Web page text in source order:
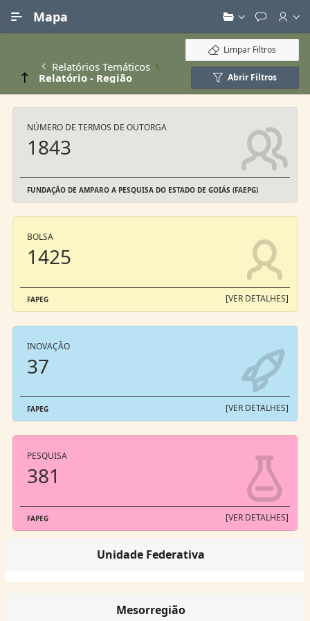
Mapa
Relatórios Temáticos
Relatório - Região
Limpar Filtros
Abrir Filtros
NÚMERO DE TERMOS DE OUTORGA
1843
FUNDAÇÃO DE AMPARO A PESQUISA DO ESTADO DE GOIÁS (FAEPG)
BOLSA
1425
FAPEG [VER DETALHES]
INOVAÇÃO
37
FAPEG [VER DETALHES]
PESQUISA
381
FAPEG [VER DETALHES]
Unidade Federativa
Mesorregião